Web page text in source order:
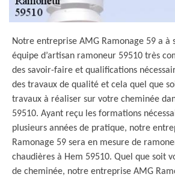
Notre entreprise AMG Ramonage 59 a à
équipe d’artisan ramoneur 59510 très
des savoir-faire et qualifications
des travaux de qualité et cela quel que
travaux à réaliser sur votre cheminée
59510. Ayant reçu les formations
plusieurs années de pratique, notre
Ramonage 59 sera en mesure de
chaudières à Hem 59510. Quel que soit
de cheminée, notre entreprise AMG